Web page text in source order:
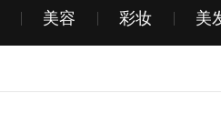
美容 彩妆 美